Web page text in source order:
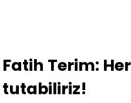
Fatih Terim:
tutabiliriz!